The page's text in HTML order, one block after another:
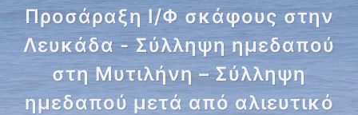
Προσάραξη Ι/Φ σκάφους στην
Λευκάδα - Σύλληψη ημεδαπού
στη Μυτιλήνη – Σύλληψη
ημεδαπού μετά από αλιευτικό